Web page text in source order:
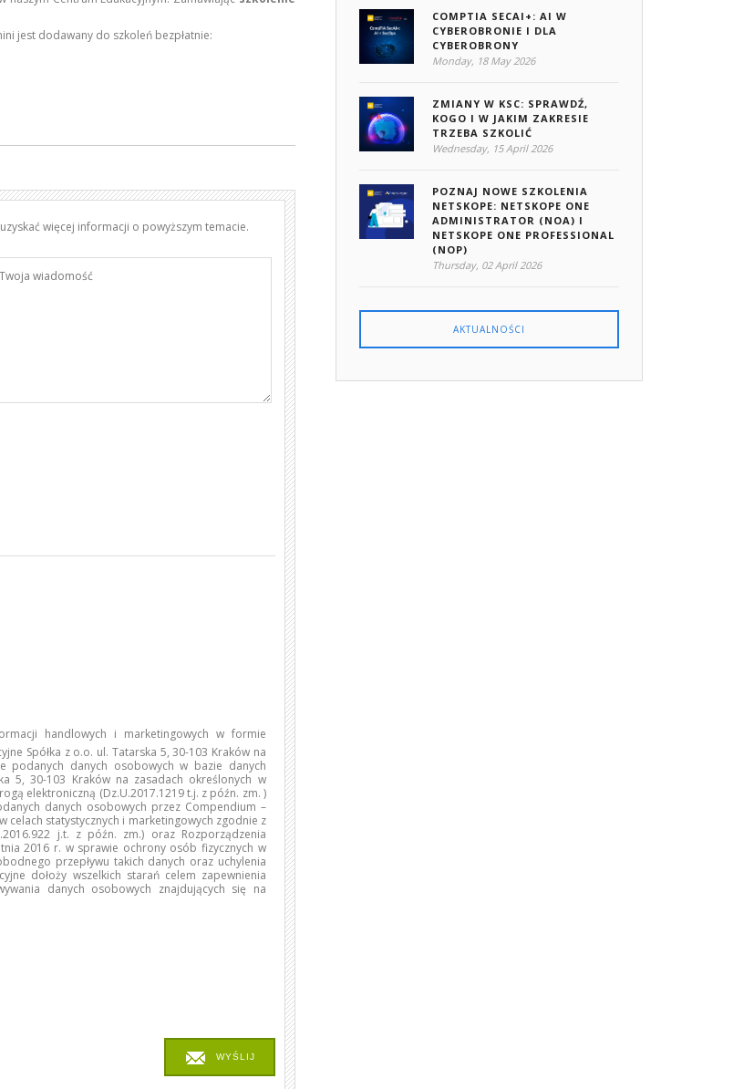
jest dodawany do szkoleń bezpłatnie:
więcej informacji o powyższym temacie.
handlowych i marketingowych w formie
Spółka z o.o. ul. Tatarska 5, 30-103 Kraków na
podanych danych osobowych w bazie danych
5, 30-103 Kraków na zasadach określonych w
elektroniczną (Dz.U.2017.1219 t.j. z późn. zm. )
danych osobowych przez Compendium –
celach statystycznych i marketingowych zgodnie z
j.t. z późn. zm.) oraz Rozporządzenia
2016 r. w sprawie ochrony osób fizycznych w
przepływu takich danych oraz uchylenia
dołoży wszelkich starań celem zapewnienia
danych osobowych znajdujących się na
WYŚLIJ
COMPTIA SECAI+: AI W
CYBEROBRONIE I DLA
CYBEROBRONY
Monday, 18 May 2026
ZMIANY W KSC: SPRAWDŹ,
KOGO I W JAKIM ZAKRESIE
TRZEBA SZKOLIĆ
Wednesday, 15 April 2026
POZNAJ NOWE SZKOLENIA
NETSKOPE: NETSKOPE ONE
ADMINISTRATOR (NOA) I
NETSKOPE ONE PROFESSIONAL
(NOP)
Thursday, 02 April 2026
AKTUALNOŚCI